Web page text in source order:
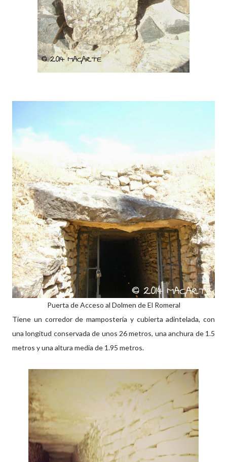
Puerta de Acceso al Dolmen de El Romeral
Tiene un corredor de mampostería y cubierta adintelada, con
una longitud conservada de unos 26 metros, una anchura de 1.5
metros y una altura media de 1.95 metros.